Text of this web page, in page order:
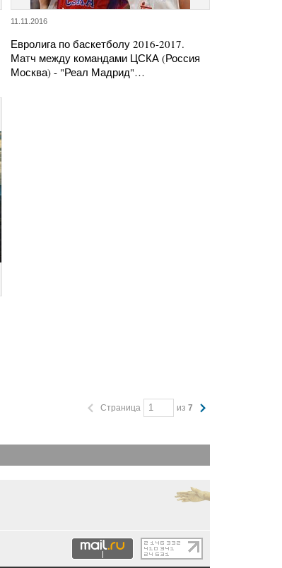
11.11.2016
Евролига по баскетболу 2016-2017.
Матч между командами ЦСКА (Россия
Москва) - "Реал Мадрид"…
Страница из 7